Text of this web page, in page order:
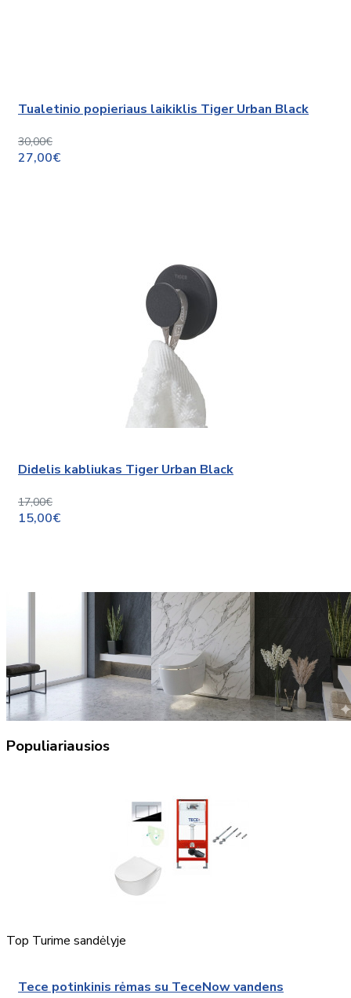
Tualetinio popieriaus laikiklis Tiger Urban Black
30,00€
27,00€
Didelis kabliukas Tiger Urban Black
17,00€
15,00€
Populiariausios
Top Turime sandėlyje
Tece potinkinis rėmas su TeceNow vandens